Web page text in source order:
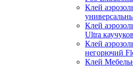
Клей
Клей
Ultra
Клей
негорючий
Клей